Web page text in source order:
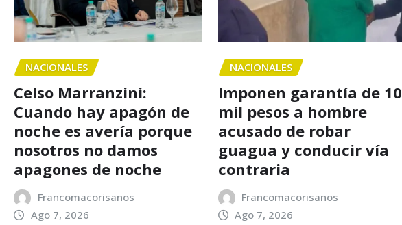
NACIONALES
Celso Marranzini:
Cuando hay apagón de
noche es avería porque
nosotros no damos
apagones de noche
Francomacorisanos
Ago 7, 2026
NACIONALES
Imponen garantía de 10
mil pesos a hombre
acusado de robar
guagua y conducir vía
contraria
Francomacorisanos
Ago 7, 2026